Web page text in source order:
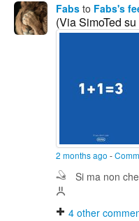
Fabs to Fabs's
(Via SimoTed
2 months ago -
Si ma non
4 other